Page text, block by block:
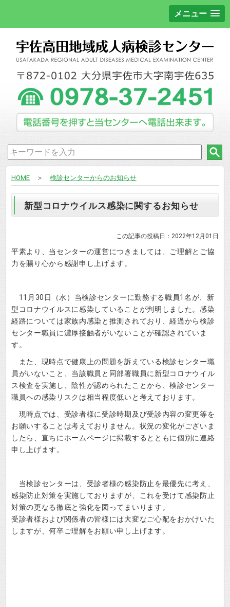
メニュー
HOME＞ 検診センターからのお知らせ
新型コロナウイルス感染に関するお知らせ
この記事の投稿日：2022年12月01日
平素より、当センターの運営につきましては、ご理解とご協
力を賜り心から感謝申し上げます。
11月30日（水）当検診センターに勤務する職員1名が、新
型コロナウイルスに感染していることが判明しました。感染
経路については家族内感染と推測されており、経過から検診
センター職員に濃厚接触者がいないことが確認されていま
す。
また、現時点で健康上の問題を訴えている検診センター職
員がいないこと、当該職員と同部署職員に新型コロナウイル
ス検査を実施し、陰性が認められたことから、検診センター
職員への感染リスクは相当程度低いと考えております。
現時点では、受診者様に受診時期及び受診内容の変更等を
お願いすることは考えておりません。状況の変化がございま
したら、直ちにホームページに掲載するとともに個別に連絡
申し上げます。
当検診センターは、受診者様の感染防止を最優先に考え、
感染防止対策を実施しておりますが、これを受けて感染防止
対策の更なる徹底と強化を図ってまいります。
受診者様および関係者の皆様には大変なご心配をおかけいた
しますが、何卒ご理解をお願い申し上げます。